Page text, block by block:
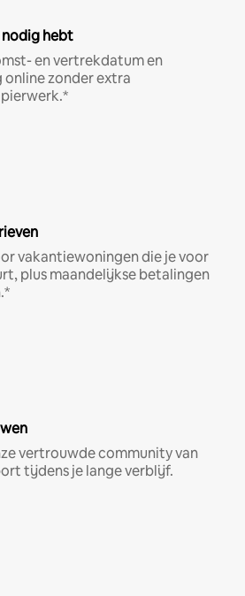
hebt
en vertrekdatum en
online zonder extra
vakantiewoningen die je voor
plus maandelijkse betalingen
vertrouwde community van
tijdens je lange verblijf.